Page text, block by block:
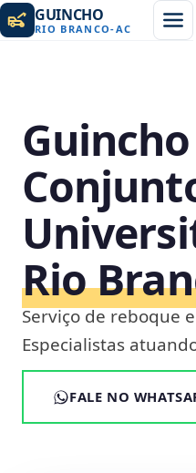
GUINCHO
RIO BRANCO-AC
Rio
Serviço de reboque
Especialistas
FALE NO